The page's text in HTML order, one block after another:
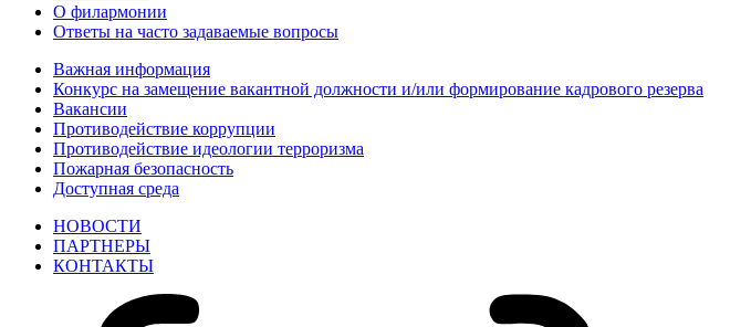
О филармонии
Ответы на часто задаваемые вопросы
Важная информация
Конкурс на замещение вакантной должности и/или формирование кадрового резерва
Вакансии
Противодействие коррупции
Противодействие идеологии терроризма
Пожарная безопасность
Доступная среда
НОВОСТИ
ПАРТНЕРЫ
КОНТАКТЫ